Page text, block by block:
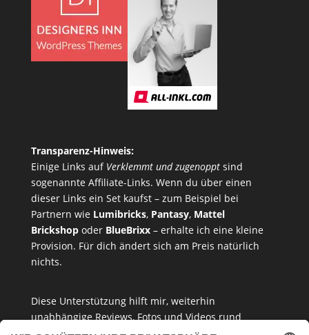
Transparenz-Hinweis:
Einige Links auf Verklemmt und zugenopptsind
sogenannte Affiliate-Links. Wenn du über einen
dieser Links ein Set kaufst – zum Beispiel bei
Partnern wie Lumibricks, Pantasy, Mattel
Brickshopoder BlueBrixx– erhalte ich eine kleine
Provision. Für dich ändert sich am Preis natürlich
nichts.
Diese Unterstützung hilft mir, weiterhin
unabhängige Reviews, Fotos und Videos rund